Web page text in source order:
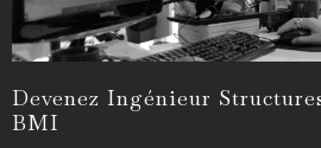
Devenez Ingénieur
BMI